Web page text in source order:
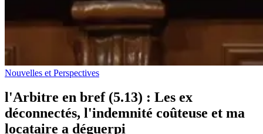
Nouvelles et Perspectives
l'Arbitre en bref (5.13) : Les ex
déconnectés, l'indemnité coûteuse et ma
locataire a déguerpi